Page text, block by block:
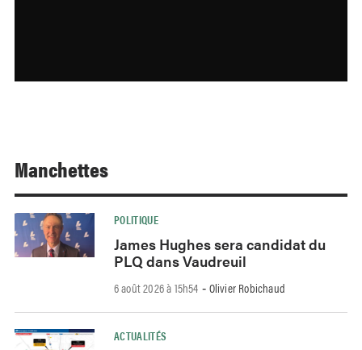
Manchettes
POLITIQUE
James Hughes sera candidat du
PLQ dans Vaudreuil
6 août 2026 à 15h54 - Olivier Robichaud
ACTUALITÉS